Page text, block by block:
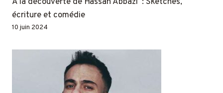
écriture et comédie
10 juin 2024